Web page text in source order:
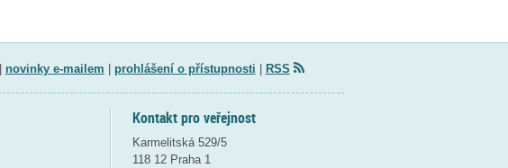
novinky e-mailem prohlášení o přístupnosti RSS
Kontakt pro veřejnost
Karmelitská 529/5
118 12 Praha 1